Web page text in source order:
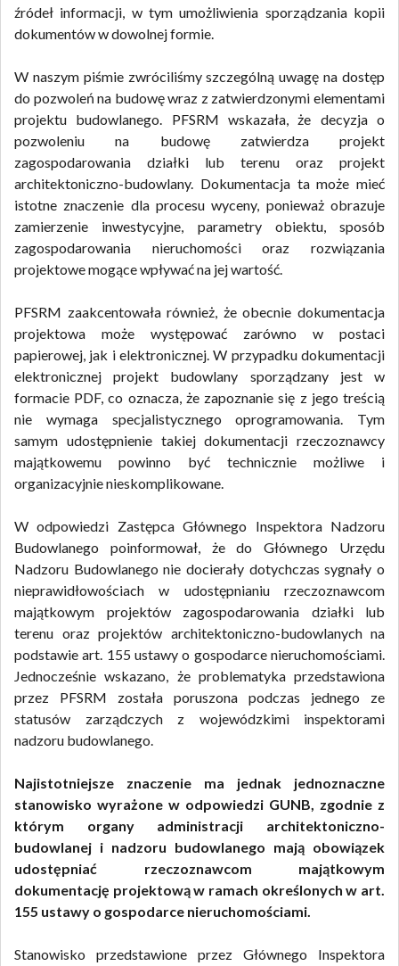
źródeł informacji, w tym umożliwienia sporządzania kopii
dokumentów w dowolnej formie.
W naszym piśmie zwróciliśmy szczególną uwagę na dostęp
do pozwoleń na budowę wraz z zatwierdzonymi elementami
projektu budowlanego. PFSRM wskazała, że decyzja o
pozwoleniu na budowę zatwierdza projekt
zagospodarowania działki lub terenu oraz projekt
architektoniczno-budowlany. Dokumentacja ta może mieć
istotne znaczenie dla procesu wyceny, ponieważ obrazuje
zamierzenie inwestycyjne, parametry obiektu, sposób
zagospodarowania nieruchomości oraz rozwiązania
projektowe mogące wpływać na jej wartość.
PFSRM zaakcentowała również, że obecnie dokumentacja
projektowa może występować zarówno w postaci
papierowej, jak i elektronicznej. W przypadku dokumentacji
elektronicznej projekt budowlany sporządzany jest w
formacie PDF, co oznacza, że zapoznanie się z jego treścią
nie wymaga specjalistycznego oprogramowania. Tym
samym udostępnienie takiej dokumentacji rzeczoznawcy
majątkowemu powinno być technicznie możliwe i
organizacyjnie nieskomplikowane.
W odpowiedzi Zastępca Głównego Inspektora Nadzoru
Budowlanego poinformował, że do Głównego Urzędu
Nadzoru Budowlanego nie docierały dotychczas sygnały o
nieprawidłowościach w udostępnianiu rzeczoznawcom
majątkowym projektów zagospodarowania działki lub
terenu oraz projektów architektoniczno-budowlanych na
podstawie art. 155 ustawy o gospodarce nieruchomościami.
Jednocześnie wskazano, że problematyka przedstawiona
przez PFSRM została poruszona podczas jednego ze
statusów zarządczych z wojewódzkimi inspektorami
nadzoru budowlanego.
Najistotniejsze znaczenie ma jednak jednoznaczne
stanowisko wyrażone w odpowiedzi GUNB, zgodnie z
którym organy administracji architektoniczno-
budowlanej i nadzoru budowlanego mają obowiązek
udostępniać rzeczoznawcom majątkowym
dokumentację projektową w ramach określonych w art.
155 ustawy o gospodarce nieruchomościami.
Stanowisko przedstawione przez Głównego Inspektora